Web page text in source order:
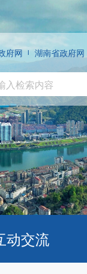
府网 湖南省政府网
动交流